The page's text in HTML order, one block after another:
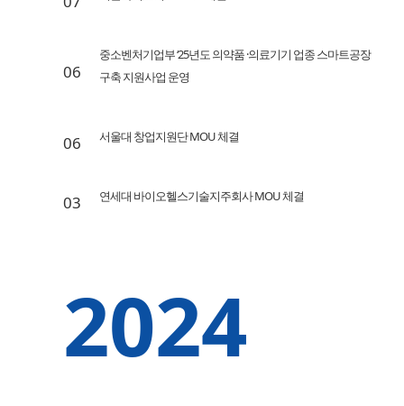
06
중소벤처기업부 ‘25년도 의약품 ·의료기기 업종 스마트공장
구축 지원사업 운영
06 서울대 창업지원단 MOU 체결
03 연세대 바이오헬스기술지주회사 MOU 체결
2024